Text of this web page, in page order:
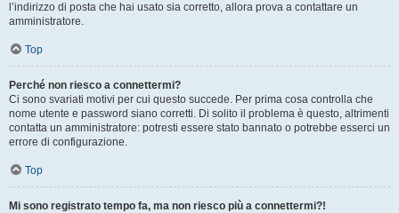
l’indirizzo di posta che hai usato sia corretto, allora prova a contattare un
amministratore.
Top
Perché non riesco a connettermi?
Ci sono svariati motivi per cui questo succede. Per prima cosa controlla che
nome utente e password siano corretti. Di solito il problema è questo, altrimenti
contatta un amministratore: potresti essere stato bannato o potrebbe esserci un
errore di configurazione.
Top
Mi sono registrato tempo fa, ma non riesco più a connettermi?!